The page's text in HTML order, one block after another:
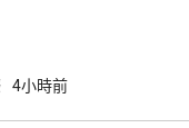
來的第10次。美國與南
4小時前